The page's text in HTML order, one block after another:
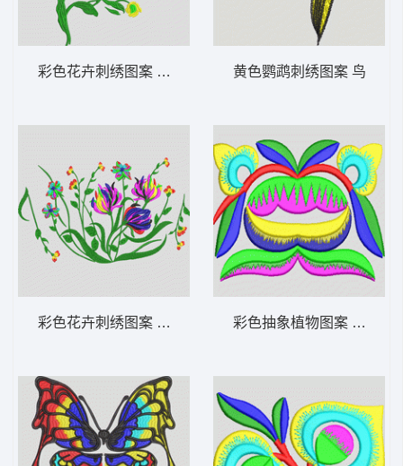
彩色花卉刺绣图案 靓花
彩色花卉刺绣图案 靓花
黄色鹦鹉刺绣图案 鸟
彩色抽象植物图案 简单花